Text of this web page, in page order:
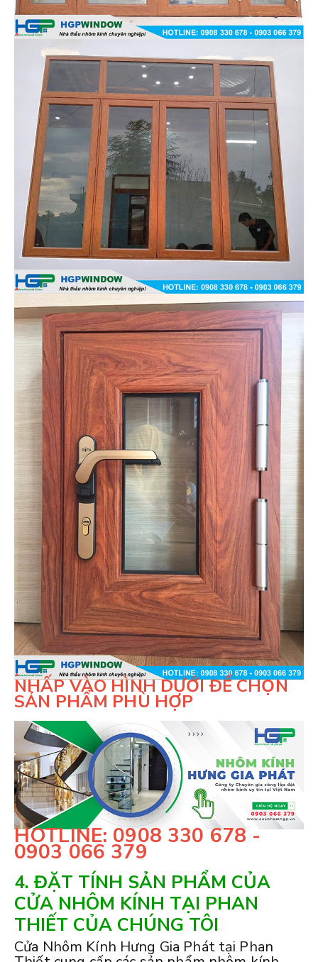
NHẤP VÀO HÌNH DƯỚI ĐỂ CHỌN
SẢN PHẨM PHÙ HỢP
HOTLINE: 0908 330 678 -
0903 066 379
4. ĐẶT TÍNH SẢN PHẨM CỦA
CỬA NHÔM KÍNH TẠI PHAN
THIẾT CỦA CHÚNG TÔI
Cửa Nhôm Kính Hưng Gia Phát tại Phan